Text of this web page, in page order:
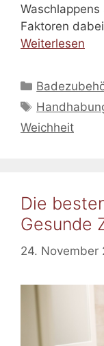
Faktoren
Weiterlesen
Kategorien
Weichheit
Die
Gesunde
24. November